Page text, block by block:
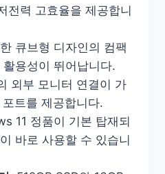
전력 고효율을 제공합니
큐브형 디자인의 컴팩
용성이 뛰어납니다.
외부 모니터 연결이 가
트를 제공합니다.
11 정품이 기본 탑재되
바로 사용할 수 있습니